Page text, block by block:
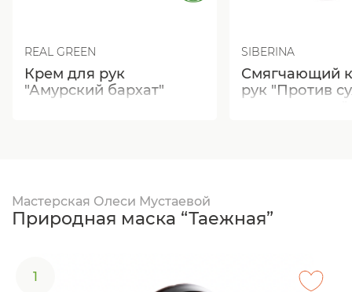
REAL GREEN
Крем для рук
"Амурский бархат"
SIBERINA
Смягчающий
рук "Против
Мастерская Олеси Мустаевой
Природная маска “Таежная”
1